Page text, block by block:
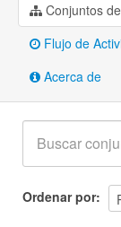
Conjuntos
Flujo de
Acerca de
Ordenar por